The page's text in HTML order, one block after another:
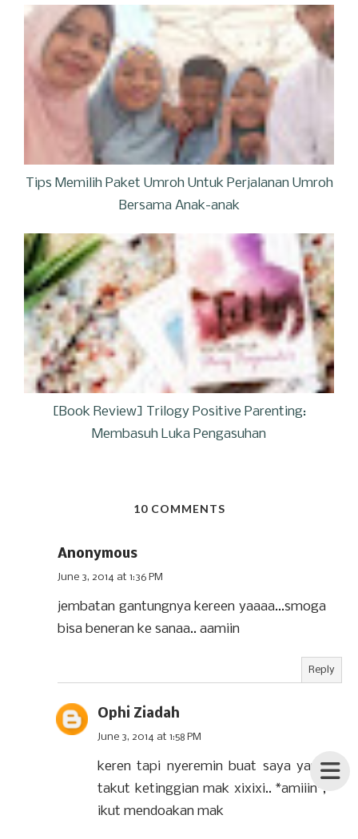
Tips Memilih Paket Umroh Untuk Perjalanan Umroh
Bersama Anak-anak
[Book Review] Trilogy Positive Parenting:
Membasuh Luka Pengasuhan
10 COMMENTS
Anonymous
June 3, 2014 at 1:36 PM
jembatan gantungnya kereen yaaaa...smoga
bisa beneran ke sanaa.. aamiin
Reply
Ophi Ziadah
June 3, 2014 at 1:58 PM
keren tapi nyeremin buat saya yang
takut ketinggian mak xixixi.. *amiiin*,
ikut mendoakan mak